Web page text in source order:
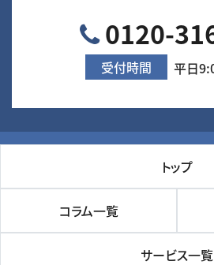
0120-
受付時間 平日
トップ
コラム一覧
サービス一覧